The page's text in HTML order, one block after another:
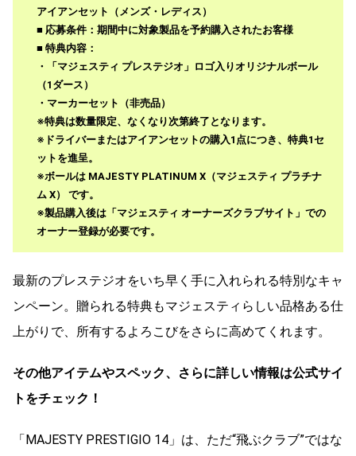
アイアンセット（メンズ・レディス）
■ 応募条件 ：期間中に対象製品を予約購入されたお客様
■ 特典内容 ：
・「マジェスティ プレステジオ」ロゴ入りオリジナルボール
（1ダース）
・マーカーセット（非売品）
※特典は数量限定、なくなり次第終了となります。
※ドライバーまたはアイアンセットの購入1点につき、特典1セ
ットを進呈。
※ボールは MAJESTY PLATINUM X（マジェスティ プラチナ
ム X）
です。
※製品購入後は「マジェスティ オーナーズクラブサイト」での
オーナー登録が必要です。
最新のプレステジオをいち早く手に入れられる特別なキャ
ンペーン。贈られる特典もマジェスティらしい品格ある仕
上がりで、所有するよろこびをさらに高めてくれます。
その他アイテムやスペック、さらに詳しい情報は公式サイ
トをチェック！
「MAJESTY PRESTIGIO 14」は、ただ“飛ぶクラブ”ではな